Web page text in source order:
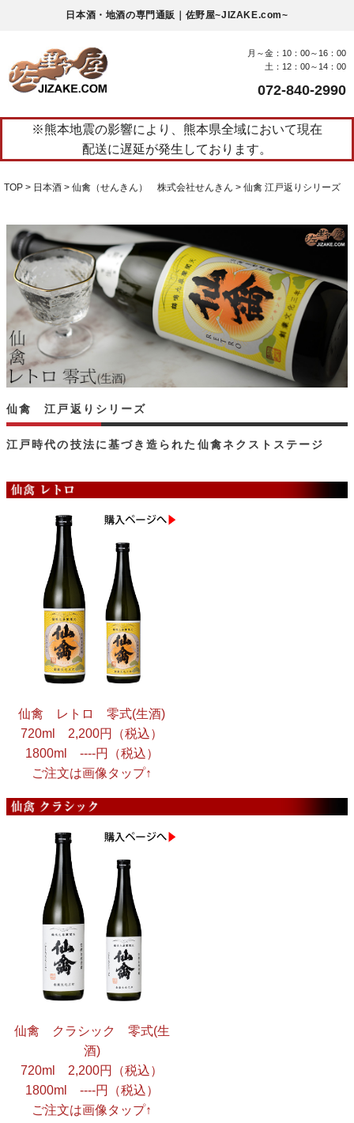
日本酒・地酒の専門通販｜佐野屋~JIZAKE.com~
月～金：10：00～16：00
土：12：00～14：00
072-840-2990
※熊本地震の影響により、熊本県全域において現在
配送に遅延が発生しております。
TOP 日本酒 仙禽（せんきん） 株式会社せんきん 仙禽 江戸返りシリーズ
江戸時代の技法に基づき造られた仙禽ネクストステージ
仙禽 江戸返りシリーズ
仙禽 レトロ 零式(生酒)
720ml 2,200円（税込）
1800ml ----円（税込）
ご注文は画像タップ↑
仙禽 クラシック 零式(生
酒)
720ml 2,200円（税込）
1800ml ----円（税込）
ご注文は画像タップ↑